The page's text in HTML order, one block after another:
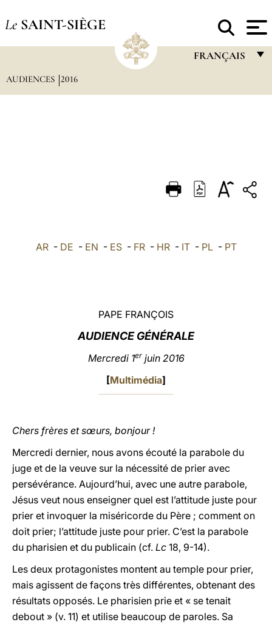
Le SAINT-SIÈGE
FRANÇAIS
DEUTSCH
العربيّة
AUDIENCES 2016
AR- DE - EN - ES- FR- HR- IT- PL- PT
PAPE FRANÇOIS
AUDIENCE GÉNÉRALE
Mercredi 1erjuin 2016
[Multimédia]
Chers frères et sœurs, bonjour !
Mercredi dernier, nous avons écouté la parabole du
juge et de la veuve sur la nécessité de prier avec
persévérance. Aujourd’hui, avec une autre parabole,
Jésus veut nous enseigner quel est l’attitude juste pour
prier et invoquer la miséricorde du Père ; comment on
doit prier; l’attitude juste pour prier. C’est la parabole
du pharisien et du publicain (cf. Lc 18, 9-14).
Les deux protagonistes montent au temple pour prier,
mais agissent de façons très différentes, obtenant des
résultats opposés. Le pharisien prie et « se tenait
debout » (v. 11) et utilise beaucoup de paroles. Sa